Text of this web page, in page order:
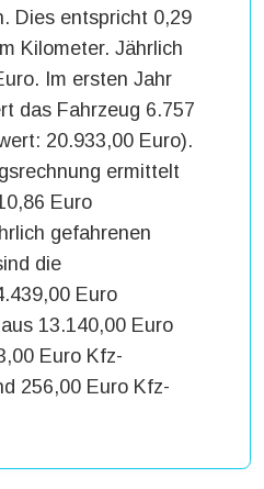
Dies entspricht 0,29
Kilometer. Jährlich
Im ersten Jahr
das Fahrzeug 6.757
20.933,00 Euro).
ermittelt
Euro
gefahrenen
die
Euro
13.140,00 Euro
Euro Kfz-
256,00 Euro Kfz-